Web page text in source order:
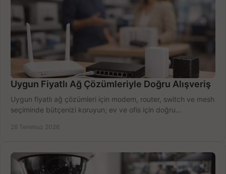
Uygun Fiyatlı Ağ Çözümleriyle Doğru Alışveriş
Uygun fiyatlı ağ çözümleri için modem, router, switch ve mesh
seçiminde bütçenizi koruyun; ev ve ofis için doğru
28 Temmuz 2026